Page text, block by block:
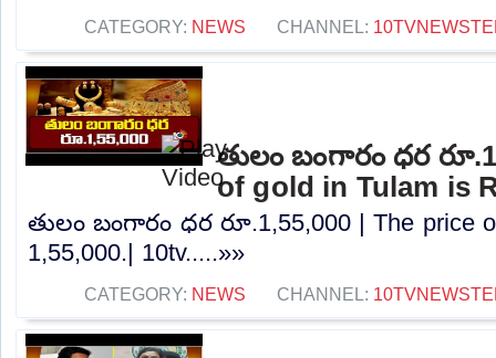
CATEGORY: NEWS CHANNEL:
తులం బంగారం ధర
of gold in Tulam is
తులం బంగారం ధర రూ.1,55,000 | The price
1,55,000.| 10tv.....»»
CATEGORY: NEWS CHANNEL: